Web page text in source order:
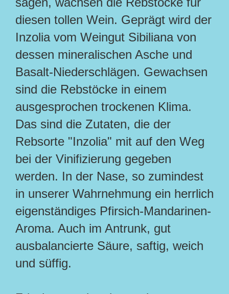
diesen tollen Wein. Geprägt wird der
Inzolia vom Weingut Sibiliana von
dessen mineralischen Asche und
Basalt-Niederschlägen. Gewachsen
sind die Rebstöcke in einem
ausgesprochen trockenen Klima.
Das sind die Zutaten, die der
Rebsorte "Inzolia" mit auf den Weg
bei der Vinifizierung gegeben
werden. In der Nase, so zumindest
in unserer Wahrnehmung ein herrlich
eigenständiges Pfirsich-Mandarinen-
Aroma. Auch im Antrunk, gut
ausbalancierte Säure, saftig, weich
und süffig.